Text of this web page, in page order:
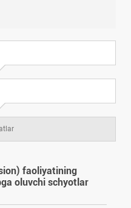
majburiyatlar 6
foyda va
хarajatlar 10
faoliyatining
oluvchi schyotlar